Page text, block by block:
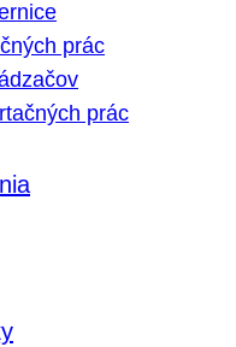
prác
prác